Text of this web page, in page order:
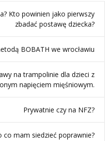
Kto powinien jako pierwszy
zbadać postawę dziecka?
BOBATH we wrocławiu
na trampolinie dla dzieci z
napięciem mięśniowym.
Prywatnie czy na NFZ?
co mam siedzieć poprawnie?